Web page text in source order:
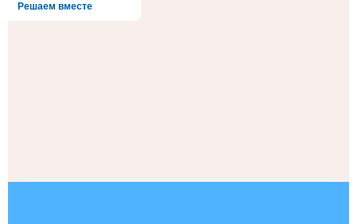
Решаем вместе